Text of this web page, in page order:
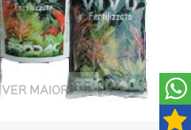
VER MAIOR